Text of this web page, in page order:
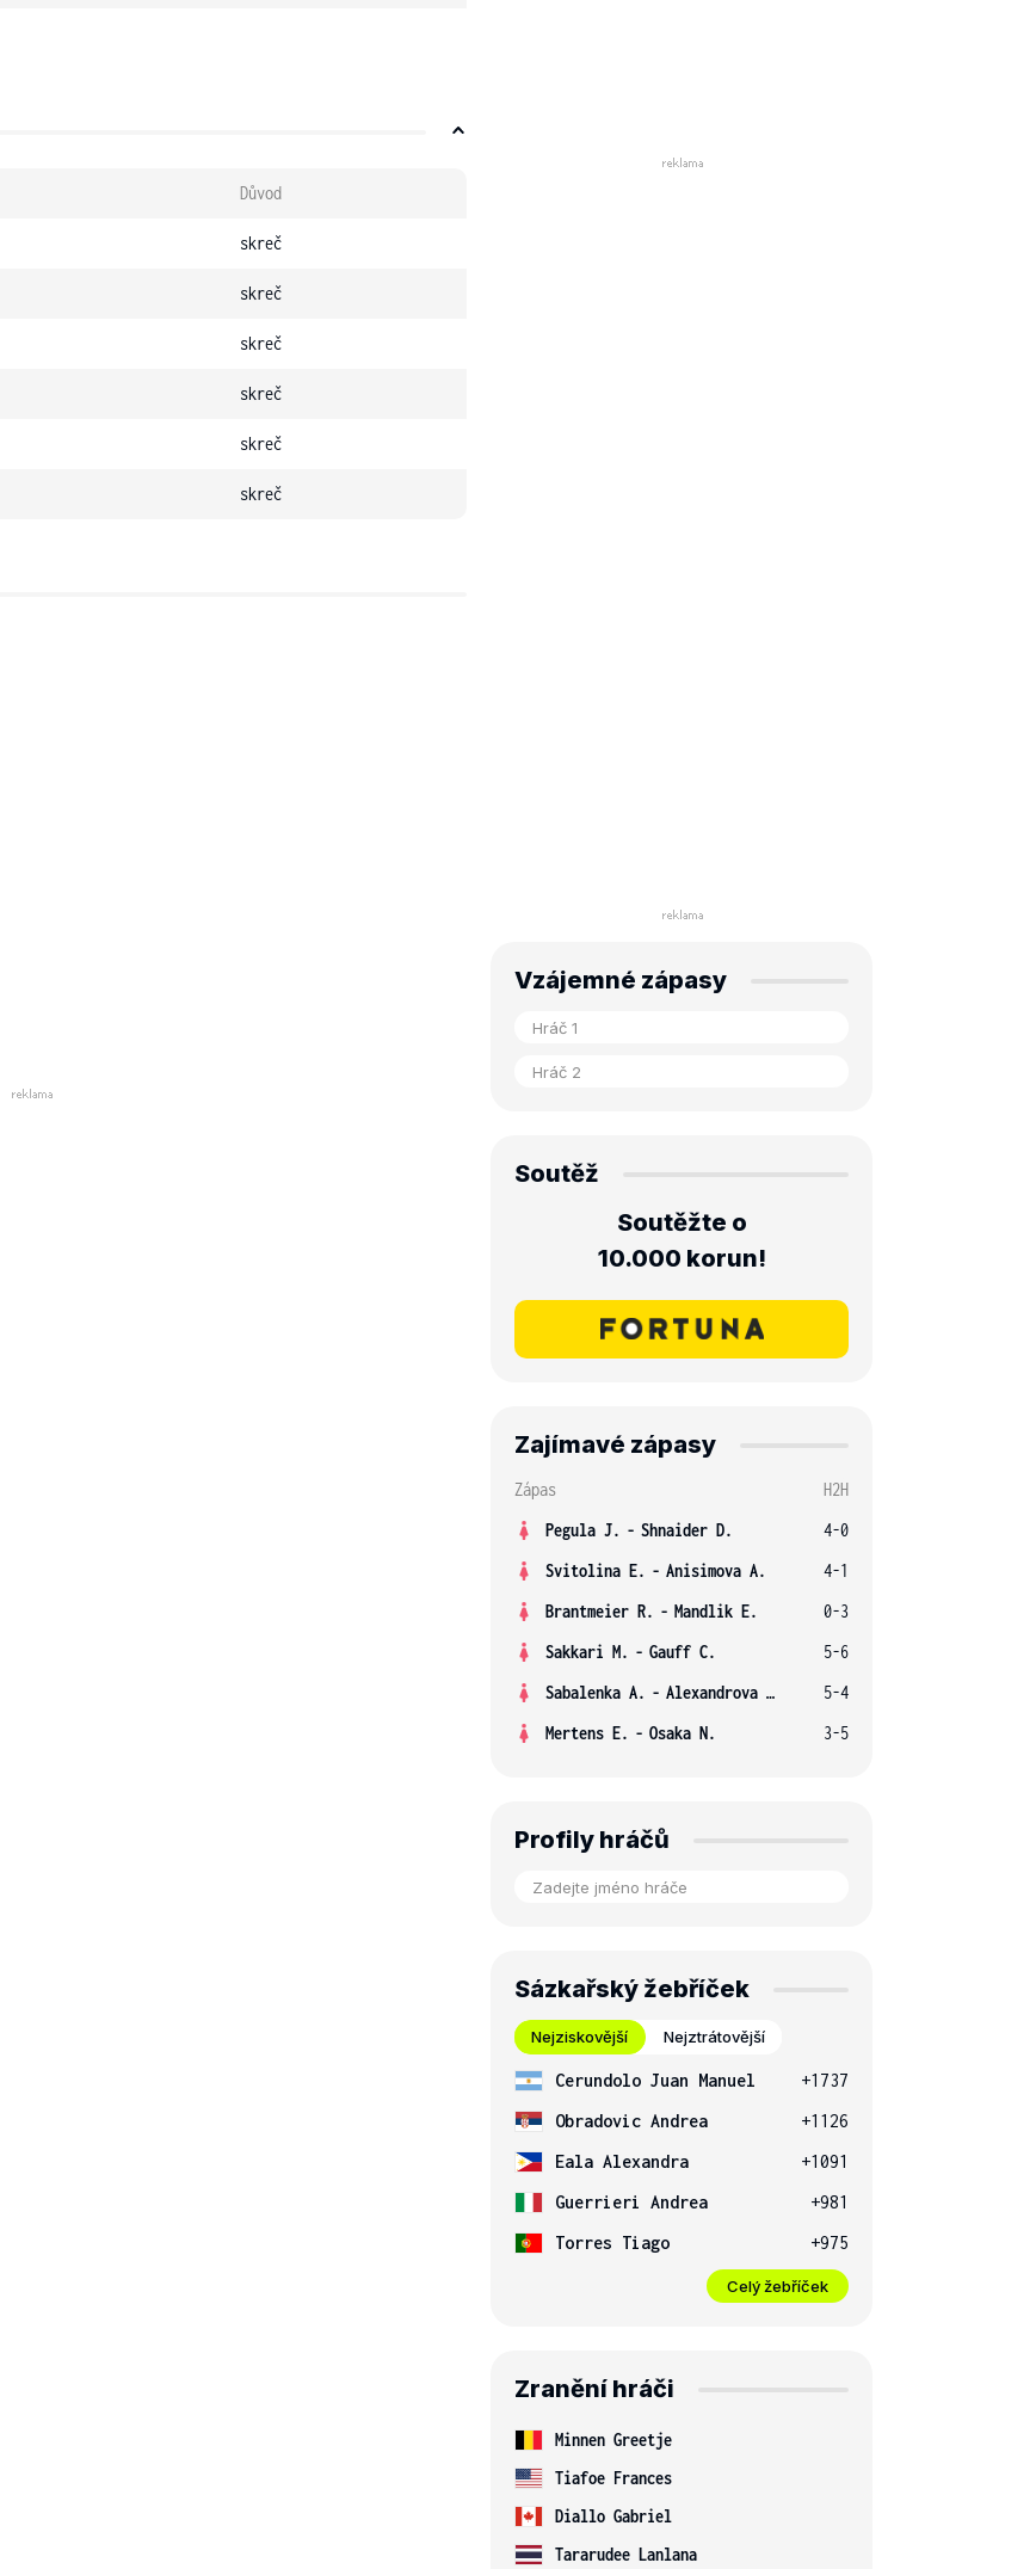
Důvod
skreč
skreč
skreč
skreč
skreč
skreč
Vzájemné zápasy
Soutěž
Soutěžte o
10.000 korun!
Zajímavé zápasy
Zápas
H2H
Pegula J. - Shnaider D.
4-0
Svitolina E. - Anisimova A.
4-1
Brantmeier R. - Mandlik E.
0-3
Sakkari M. - Gauff C.
5-6
Sabalenka A. - Alexandrova E.
5-4
Mertens E. - Osaka N. 3-5
Profily hráčů
Sázkařský žebříček
Nejziskovější Nejztrátovější
Cerundolo Juan Manuel
+1737
Obradovic Andrea
+1126
Eala Alexandra
+1091
Guerrieri Andrea
+981
Torres Tiago
+975
Celý žebříček
Zranění hráči
Minnen Greetje
Tiafoe Frances
Diallo Gabriel
Tararudee Lanlana